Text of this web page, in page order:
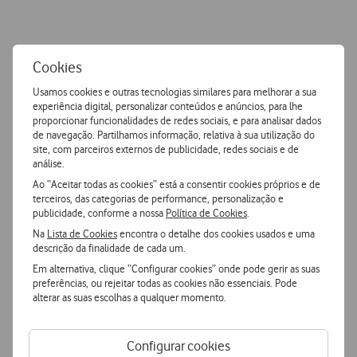
Cookies
Usamos cookies e outras tecnologias similares para melhorar a sua
experiência digital, personalizar conteúdos e anúncios, para lhe
proporcionar funcionalidades de redes sociais, e para analisar dados
de navegação. Partilhamos informação, relativa à sua utilização do
site, com parceiros externos de publicidade, redes sociais e de
análise.
Ao “Aceitar todas as cookies” está a consentir cookies próprios e de
terceiros, das categorias de performance, personalização e
publicidade, conforme a nossa Política de Cookies
Na Lista de Cookiesencontra o detalhe dos cookies usados e uma
descrição da finalidade de cada um.
Em alternativa, clique “Configurar cookies” onde pode gerir as suas
preferências, ou rejeitar todas as cookies não essenciais. Pode
alterar as suas escolhas a qualquer momento.
Configurar cookies
Privacidade dos dados e proteção legal
Proteja a sua empresa ao disponibilizar o acesso Wi-Fi através de
uma rede guest. Recolha os dados de acordo com a lei vigente.
Porquê escolher a Vodafone?